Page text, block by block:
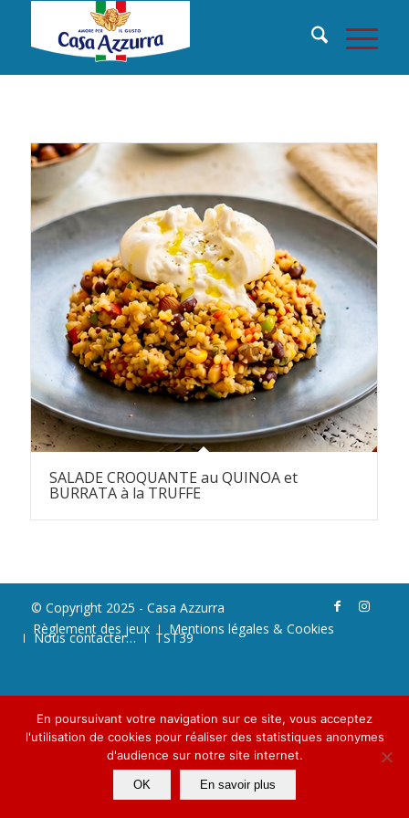
SALADE CROQUANTE au QUINOA et
BURRATA à la TRUFFE
© Copyright 2025 - Casa Azzurra
Règlement des jeux
Mentions légales & Cookies
Nous contacter… TST39
En poursuivant votre navigation sur ce site, vous acceptez
l'utilisation de cookies pour réaliser des statistiques anonymes
d'audience sur notre site internet.
OK En savoir plus